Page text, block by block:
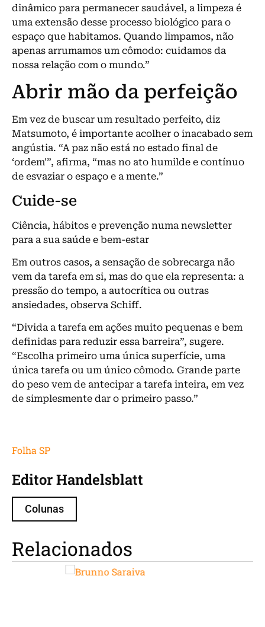
dinâmico para permanecer saudável, a limpeza é
uma extensão desse processo biológico para o
espaço que habitamos. Quando limpamos, não
apenas arrumamos um cômodo: cuidamos da
nossa relação com o mundo.”
Abrir mão da perfeição
Em vez de buscar um resultado perfeito, diz
Matsumoto, é importante acolher o inacabado sem
angústia. “A paz não está no estado final de
‘ordem'”, afirma, “mas no ato humilde e contínuo
de esvaziar o espaço e a mente.”
Cuide-se
Ciência, hábitos e prevenção numa newsletter
para a sua saúde e bem-estar
Em outros casos, a sensação de sobrecarga não
vem da tarefa em si, mas do que ela representa: a
pressão do tempo, a autocrítica ou outras
ansiedades, observa Schiff.
“Divida a tarefa em ações muito pequenas e bem
definidas para reduzir essa barreira”, sugere.
“Escolha primeiro uma única superfície, uma
única tarefa ou um único cômodo. Grande parte
do peso vem de antecipar a tarefa inteira, em vez
de simplesmente dar o primeiro passo.”
Folha SP
Editor Handelsblatt
Colunas
Relacionados